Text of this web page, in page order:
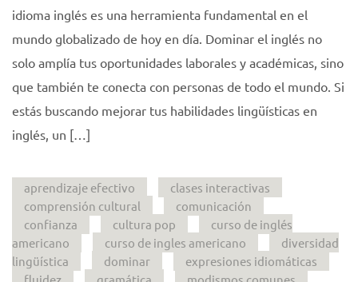
idioma inglés es una herramienta fundamental en el
mundo globalizado de hoy en día. Dominar el inglés no
solo amplía tus oportunidades laborales y académicas, sino
que también te conecta con personas de todo el mundo. Si
estás buscando mejorar tus habilidades lingüísticas en
inglés, un […]
aprendizaje efectivo
clases interactivas
comprensión cultural
comunicación
confianza
cultura pop
curso de inglés
americano
curso de ingles americano
diversidad
lingüística
dominar
expresiones idiomáticas